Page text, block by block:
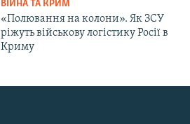
ВІЙНА ТА КРИМ
«Полювання на колони». Як ЗСУ
ріжуть військову логістику Росії в
Криму